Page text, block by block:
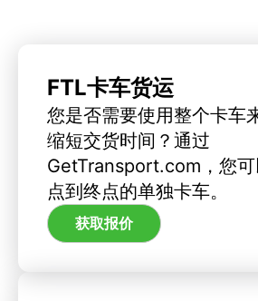
FTL卡车货运
您是否需要使用整个卡车
缩短交货时间？通过
GetTransport.com，您可
点到终点的单独卡车。
获取报价